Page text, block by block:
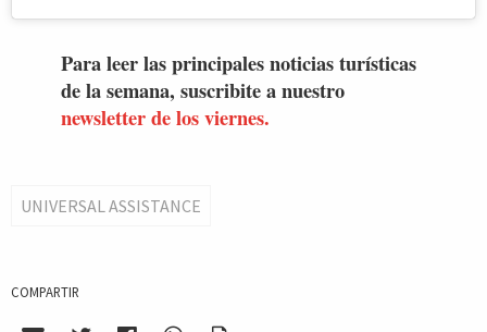
Para leer las principales noticias turísticas
de la semana, suscribite a nuestro
newsletter de los viernes.
UNIVERSAL ASSISTANCE
COMPARTIR